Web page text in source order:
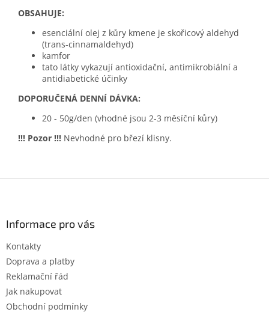
OBSAHUJE:
esenciální olej z kůry kmene je skořicový aldehyd
(trans-cinnamaldehyd)
kamfor
tato látky vykazují antioxidační, antimikrobiální a
antidiabetické účinky
DOPORUČENÁ DENNÍ DÁVKA:
20 - 50g/den (vhodné jsou 2-3 měsíční kůry)
!!! Pozor !!! Nevhodné pro březí klisny.
Informace pro vás
Kontakty
Doprava a platby
Reklamační řád
Jak nakupovat
Obchodní podmínky